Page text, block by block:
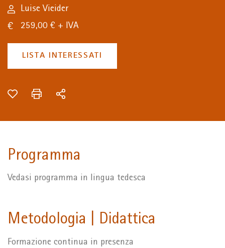
Luise Vieider
259,00 € + IVA
LISTA INTERESSATI
Programma
Vedasi programma in lingua tedesca
Metodologia | Didattica
Formazione continua in presenza